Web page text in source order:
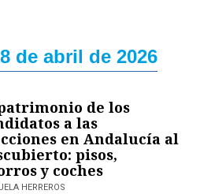
de abril de 2026
de los
a las
en Andalucía al
pisos,
y coches
HERREROS